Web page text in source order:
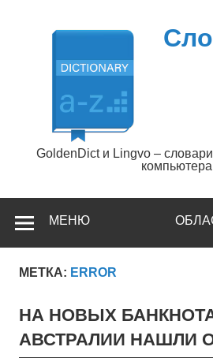
содержимому
GoldenDict и Lingvo –
компьютера
МЕНЮ
МЕТКА: ERROR
НА НОВЫХ
АВСТРАЛИИ НАШЛИ